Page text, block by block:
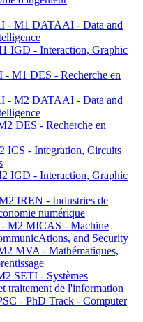
- M1 DATAAI - Data and
IGD - Interaction, Graphic
M1 DES - Recherche en
- M2 DATAAI - Data and
DES - Recherche en
ICS - Integration, Circuits
IGD - Interaction, Graphic
IREN - Industries de
numérique
M2 MICAS - Machine
and Security
MVA - Mathématiques,
SETI - Systèmes
traitement de l'information
- PhD Track - Computer